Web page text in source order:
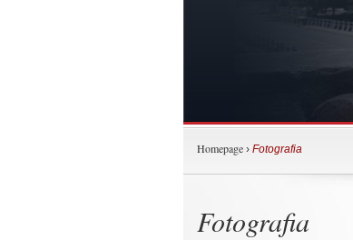
Homepage › Fotografia
Fotografia